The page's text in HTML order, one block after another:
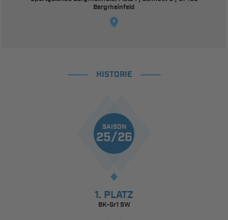
Bergrheinfeld
HISTORIE
SAISON
25/26
1. PLATZ
BK-Gr1 SW